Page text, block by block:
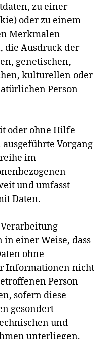
zu einer
oder zu einem
Merkmalen
Ausdruck der
genetischen,
kulturellen oder
Person
oder ohne Hilfe
Vorgang
im
und umfasst
Daten.
in einer Weise, dass
ohne
Informationen nicht
Person
sofern diese
gesondert
und
unterliegen,